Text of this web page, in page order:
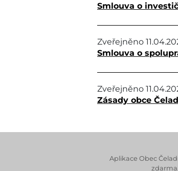
Smlouva o
Zveřejněno
Smlouva o
Zveřejněno
Zásady obce
Aplikace Obec
zdarma.